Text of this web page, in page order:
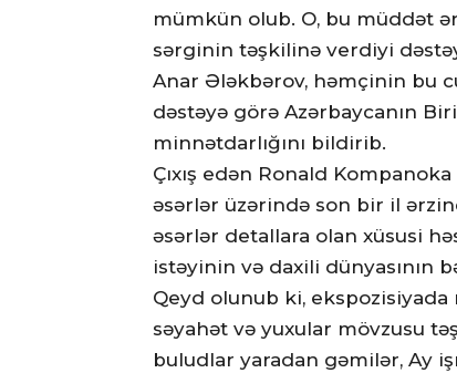
mümkün olub. O, bu müddət
sərginin təşkilinə verdiyi
Anar Ələkbərov, həmçinin bu
dəstəyə görə Azərbaycanın
minnətdarlığını bildirib.
Çıxış edən Ronald
əsərlər üzərində son bir il
əsərlər detallara olan xüsusi
istəyinin və daxili dünyasının
Qeyd olunub ki,
səyahət və yuxular mövzusu
buludlar yaradan gəmilər, Ay